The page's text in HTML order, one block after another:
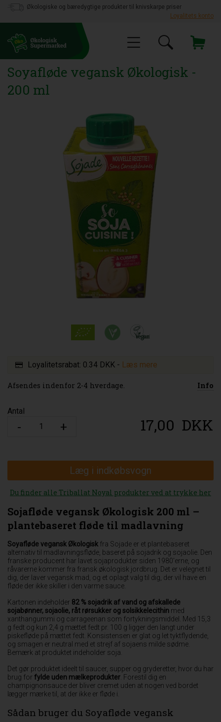
Økologiske og bæredygtige produkter til knivskarpe priser
Loyalitets konto
Soyafløde vegansk Økologisk -
200 ml
Loyalitetsrabat: 0.34 DKK - Læs mere
Afsendes indenfor 2-4 hverdage. Info
Antal
17,00 DKK
Læg i indkøbsvogn
Du finder alle Triballat Noyal produkter ved at trykke her
Sojafløde vegansk Økologisk 200 ml –
plantebaseret fløde til madlavning
Soyafløde vegansk Økologisk fra Sojade er et plantebaseret
alternativ til madlavningsfløde, baseret på sojadrik og sojaolie. Den
franske producent har lavet sojaprodukter siden 1980'erne, og
råvarerne kommer fra fransk økologisk jordbrug. Det er velegnet til
dig, der laver vegansk mad, og et oplagt valg til dig, der vil have en
fløde der ikke skiller i den varme sauce.
Kartonen indeholder 82 % sojadrik af vand og afskallede
sojabønner, sojaolie, råt rørsukker og solsikkelecithin med
xanthangummi og carrageenan som fortykningsmiddel. Med 15,3
g fedt og kun 2,4 g mættet fedt pr. 100 g ligger den langt under
piskefløde på mættet fedt. Konsistensen er glat og let tyktflydende,
og smagen er neutral med et strejf af sojaens milde sødme.
Bemærk at produktet indeholder soja.
Det gør produktet ideelt til saucer, supper og gryderetter, hvor du har
brug for fylde uden mælkeprodukter . Forestil dig en
champignonsauce der bliver cremet uden at nogen ved bordet
lægger mærke til, at der ikke er fløde i.
Sådan bruger du Soyafløde vegansk